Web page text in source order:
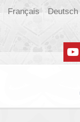
Deutsch
Français